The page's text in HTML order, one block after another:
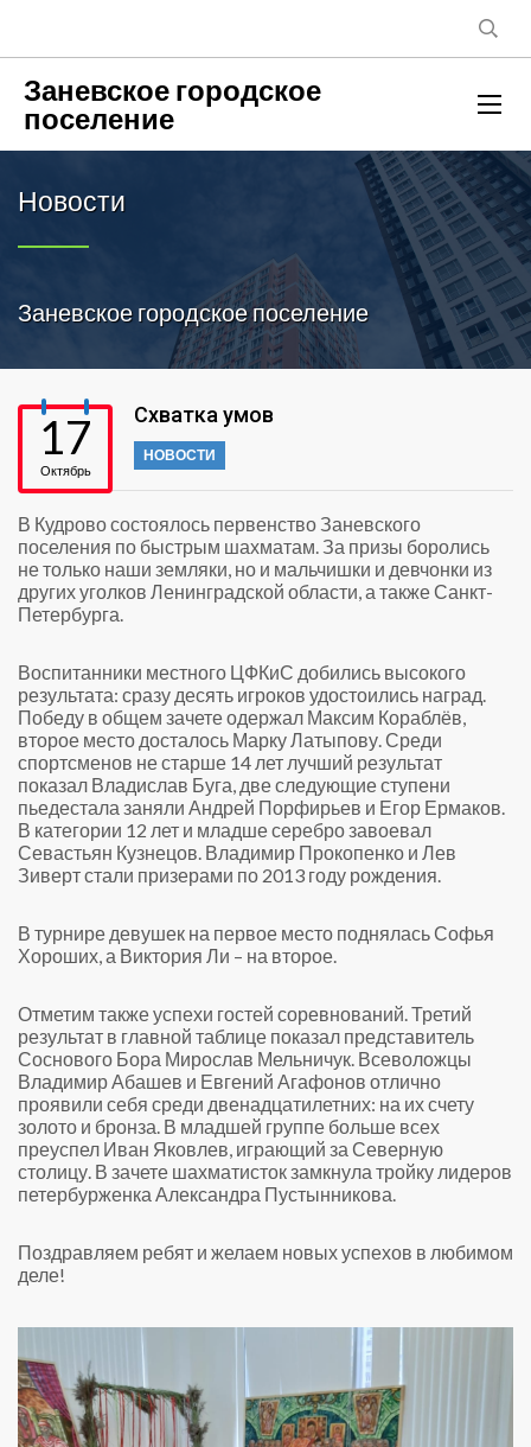
Заневское городское
поселение
Новости
Заневское городское поселение
17
Октябрь
Схватка умов
НОВОСТИ
В Кудрово состоялось первенство Заневского
поселения по быстрым шахматам. За призы боролись
не только наши земляки, но и мальчишки и девчонки из
других уголков Ленинградской области, а также Санкт-
Петербурга.
Воспитанники местного ЦФКиС добились высокого
результата: сразу десять игроков удостоились наград.
Победу в общем зачете одержал Максим Кораблёв,
второе место досталось Марку Латыпову. Среди
спортсменов не старше 14 лет лучший результат
показал Владислав Буга, две следующие ступени
пьедестала заняли Андрей Порфирьев и Егор Ермаков.
В категории 12 лет и младше серебро завоевал
Севастьян Кузнецов. Владимир Прокопенко и Лев
Зиверт стали призерами по 2013 году рождения.
В турнире девушек на первое место поднялась Софья
Хороших, а Виктория Ли – на второе.
Отметим также успехи гостей соревнований. Третий
результат в главной таблице показал представитель
Соснового Бора Мирослав Мельничук. Всеволожцы
Владимир Абашев и Евгений Агафонов отлично
проявили себя среди двенадцатилетних: на их счету
золото и бронза. В младшей группе больше всех
преуспел Иван Яковлев, играющий за Северную
столицу. В зачете шахматисток замкнула тройку лидеров
петербурженка Александра Пустынникова.
Поздравляем ребят и желаем новых успехов в любимом
деле!